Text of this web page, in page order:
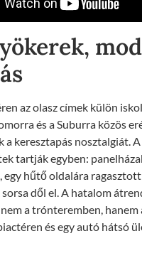
az olasz címek külön
és a Suburra közös
keresztapás nosztalgiát.
tartják egyben:
hűtő oldalára ragasztott
dől el. A hatalom
a trónteremben, hanem
és egy autó hátsó